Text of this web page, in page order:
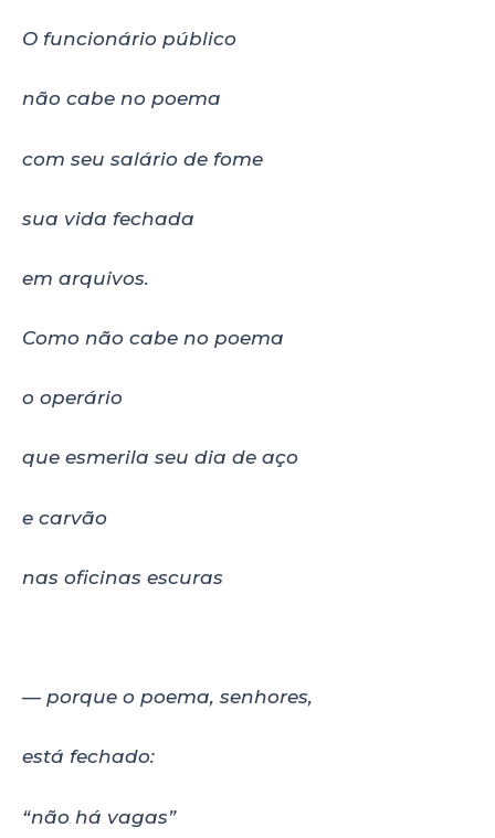
O funcionário público
não cabe no poema
com seu salário de fome
sua vida fechada
em arquivos.
Como não cabe no poema
o operário
que esmerila seu dia de aço
e carvão
nas oficinas escuras
— porque o poema, senhores,
está fechado:
“não há vagas”